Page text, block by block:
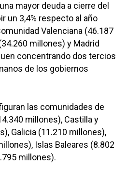
mayor deuda a cierre del
un 3,4% respecto al año
Valenciana (46.187
millones) y Madrid
concentrando dos tercios
de los gobiernos
las comunidades de
millones), Castilla y
Galicia (11.210 millones),
Islas Baleares (8.802
millones).